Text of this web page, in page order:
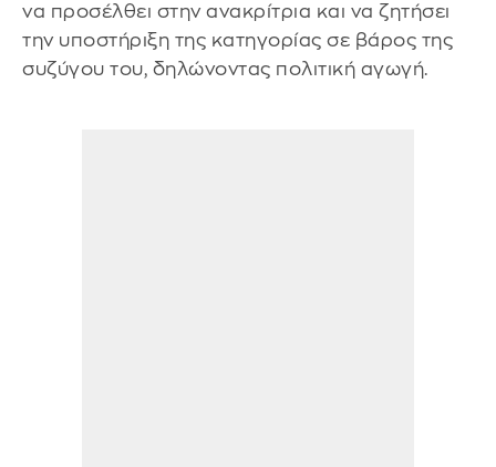
να προσέλθει στην ανακρίτρια και να ζητήσει
την υποστήριξη της κατηγορίας σε βάρος της
συζύγου του, δηλώνοντας πολιτική αγωγή.